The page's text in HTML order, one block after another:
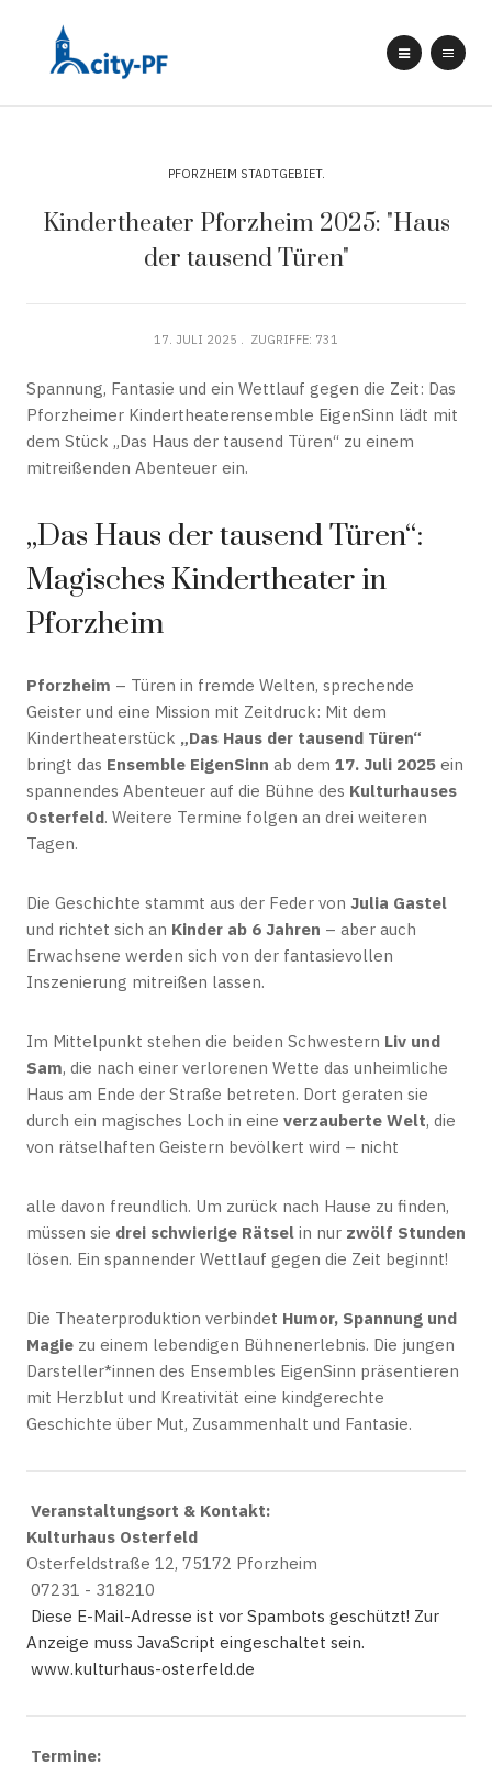
PFORZHEIM STADTGEBIET
Kindertheater Pforzheim 2025: "Haus
der tausend Türen"
17. JULI 2025 ZUGRIFFE: 731
Spannung, Fantasie und ein Wettlauf gegen die Zeit: Das
Pforzheimer Kindertheaterensemble EigenSinn lädt mit
dem Stück „Das Haus der tausend Türen“ zu einem
mitreißenden Abenteuer ein.
„Das Haus der tausend Türen“:
Magisches Kindertheater in
Pforzheim
Pforzheim – Türen in fremde Welten, sprechende
Geister und eine Mission mit Zeitdruck: Mit dem
Kindertheaterstück „Das Haus der tausend Türen“
bringt das Ensemble EigenSinn ab dem 17. Juli 2025 ein
spannendes Abenteuer auf die Bühne des Kulturhauses
Osterfeld. Weitere Termine folgen an drei weiteren
Tagen.
Die Geschichte stammt aus der Feder von Julia Gastel
und richtet sich an Kinder ab 6 Jahren – aber auch
Erwachsene werden sich von der fantasievollen
Inszenierung mitreißen lassen.
Im Mittelpunkt stehen die beiden Schwestern Liv und
Sam, die nach einer verlorenen Wette das unheimliche
Haus am Ende der Straße betreten. Dort geraten sie
durch ein magisches Loch in eine verzauberte Welt, die
von rätselhaften Geistern bevölkert wird – nicht
alle davon freundlich. Um zurück nach Hause zu finden,
müssen sie drei schwierige Rätsel in nur zwölf Stunden
lösen. Ein spannender Wettlauf gegen die Zeit beginnt!
Die Theaterproduktion verbindet Humor, Spannung und
Magie zu einem lebendigen Bühnenerlebnis. Die jungen
Darsteller*innen des Ensembles EigenSinn präsentieren
mit Herzblut und Kreativität eine kindgerechte
Geschichte über Mut, Zusammenhalt und Fantasie.
Veranstaltungsort & Kontakt:
Kulturhaus Osterfeld
Osterfeldstraße 12, 75172 Pforzheim
07231 - 318210
Diese E-Mail-Adresse ist vor Spambots geschützt! Zur
Anzeige muss JavaScript eingeschaltet sein.
www.kulturhaus-osterfeld.de
Termine: